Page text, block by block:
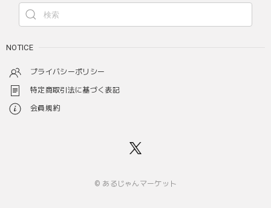
NOTICE
プライバシーポリシー
特定商取引法に基づく表記
会員規約
© あるじゃんマーケット